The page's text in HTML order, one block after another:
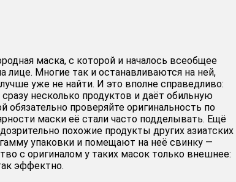
маска, с которой и началось всеобщее
лице. Многие так и останавливаются на ней,
уже не найти. И это вполне справедливо:
несколько продуктов и даёт обильную
обязательно проверяйте оригинальность по
маски её стали часто подделывать. Ещё
похожие продукты других азиатских
упаковки и помещают на неё свинку —
с оригиналом у таких масок только внешнее:
эффектно.